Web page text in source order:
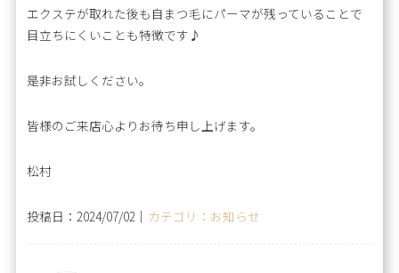
エクステが取れた後も自まつ毛にパーマが残っていることで
目立ちにくいことも特徴です♪
是非お試しください。
皆様のご来店心よりお待ち申し上げます。
松村
投稿日：2024/07/02｜ カテゴリ：お知らせ